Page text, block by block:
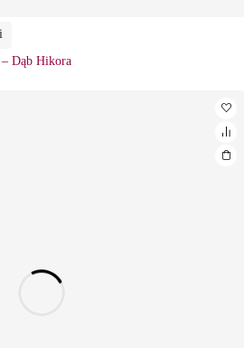
Dąb Hikora